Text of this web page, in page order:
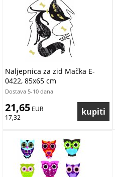
Naljepnica za zid Mačka E-
0422, 85x65 cm
Dostava 5-10 dana
21,65 EUR
17,32